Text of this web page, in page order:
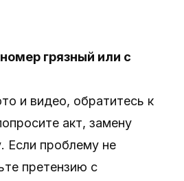
грязный или с
и видео, обратитесь к
акт, замену
Если проблему не
претензию с